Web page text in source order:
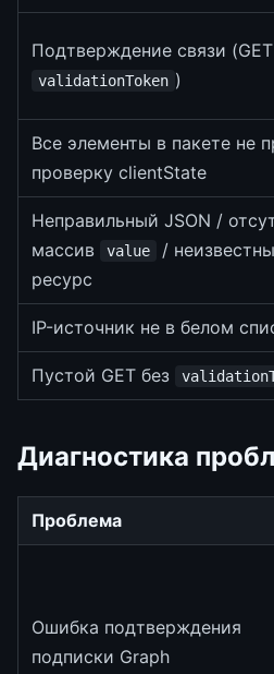
Подтверждение связи
validationToken )
Все элементы в пакете не
проверку clientState
Неправильный JSON /
массив
value
/
ресурс
IP-источник не в белом
Пустой GET без
Диагностика
Проблема
Ошибка подтверждения
подписки Graph